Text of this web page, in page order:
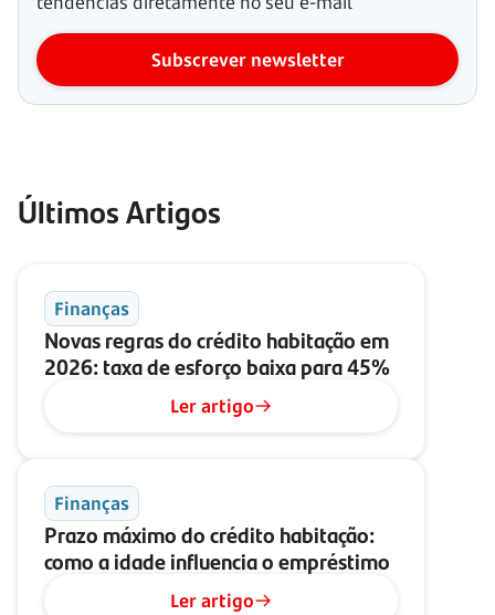
Subscrever newsletter
Últimos Artigos
Finanças
Novas regras do crédito habitação em
2026: taxa de esforço baixa para 45%
Ler artigo
Finanças
Prazo máximo do crédito habitação:
como a idade influencia o empréstimo
Ler artigo